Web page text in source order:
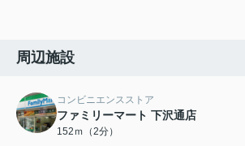
周辺施設
コンビニエンスストア
ファミリーマート 下沢通店
152ｍ（2分）